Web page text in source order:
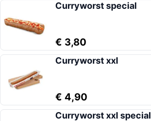
Curryworst special
€ 3,80
Curryworst xxl
€ 4,90
Curryworst xxl special